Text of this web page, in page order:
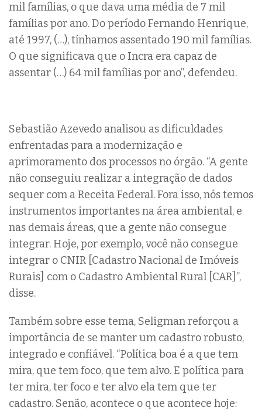
mil famílias, o que dava uma média de 7 mil
famílias por ano. Do período Fernando Henrique,
até 1997, (…), tínhamos assentado 190 mil famílias.
O que significava que o Incra era capaz de
assentar (…) 64 mil famílias por ano”, defendeu.
Sebastião Azevedo analisou as dificuldades
enfrentadas para a modernização e
aprimoramento dos processos no órgão. “A gente
não conseguiu realizar a integração de dados
sequer com a Receita Federal. Fora isso, nós temos
instrumentos importantes na área ambiental, e
nas demais áreas, que a gente não consegue
integrar. Hoje, por exemplo, você não consegue
integrar o CNIR [Cadastro Nacional de Imóveis
Rurais] com o Cadastro Ambiental Rural [CAR]”,
disse.
Também sobre esse tema, Seligman reforçou a
importância de se manter um cadastro robusto,
integrado e confiável. “Política boa é a que tem
mira, que tem foco, que tem alvo. E política para
ter mira, ter foco e ter alvo ela tem que ter
cadastro. Senão, acontece o que acontece hoje: